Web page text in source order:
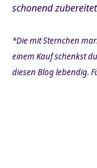
schonend
*Die mit Sternchen
einem Kauf schenkst
diesen Blog lebendig.